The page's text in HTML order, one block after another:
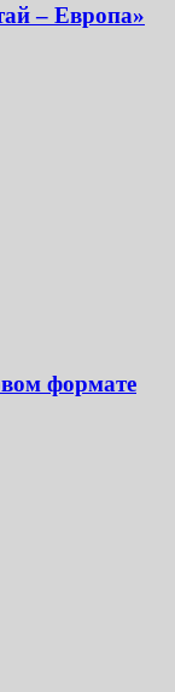
– Европа»
формате